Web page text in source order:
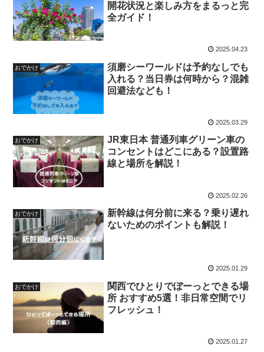
開花状況と楽しみ方をまるっと完
全ガイド！
2025.04.23
おでかけ
須磨シーワールドは予約なしでも
入れる？当日券は何時から？混雑
回避法なども！
2025.03.29
おでかけ
JR東日本 普通列車グリーン車の
コンセントはどこにある？設置路
線と場所を解説！
2025.02.26
おでかけ
新幹線は何分前に来る？乗り遅れ
ないためのポイントも解説！
2025.01.29
おでかけ
関西でひとりでぼーっとできる場
所 おすすめ5選！非日常空間でリ
フレッシュ！
2025.01.27